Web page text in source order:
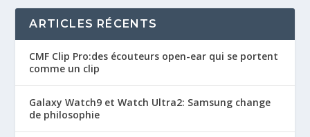
ARTICLES RÉCENTS
CMF Clip Pro:des écouteurs open-ear qui se portent
comme un clip
Galaxy Watch9 et Watch Ultra2: Samsung change
de philosophie